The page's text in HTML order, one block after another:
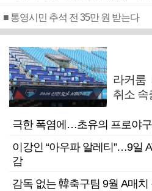
■ 통영시민 추석 전 35만 원 받는다
라커룸
취소 속
극한 폭염에…초유의 프로야
이강인 “아우파 알레티”…9일
감
감독 없는 韓축구팀 9월 A매